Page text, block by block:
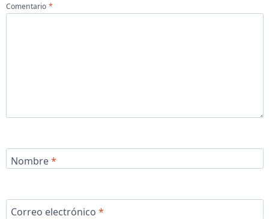
Comentario *
Nombre*
Correo electrónico *